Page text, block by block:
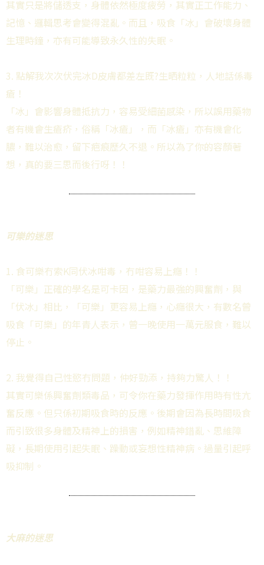
其實只是將儲透支，身體依然極度疲勞，其實正工作能力、
記憶、邏輯思考會變得混亂。而且，吸食「冰」會破壞身體
生理時鐘，亦有可能導致永久性的失眠。
3. 點解我次次伏完冰D皮膚都差左既?生晒粒粒，人地話係毒
瘡！
「冰」會影響身體抵抗力，容易受細菌感染，所以誤用藥物
者有機會生瘡疥，俗稱「冰瘡」，而「冰瘡」亦有機會化
膿，難以治愈，留下疤痕歷久不退。所以為了你的容顏著
想，真的要三思而後行呀！！
可樂的迷思
1. 食可樂冇索K同伏冰咁毒，冇咁容易上癮！！
「可樂」正確的學名是可卡因，是藥力最強的興奮劑，與
「伏冰」相比，「可樂」更容易上癮，心癮很大，有數名曾
吸食「可樂」的年青人表示，曾一晚使用一萬元服食，難以
停止。
2. 我覺得自己性慾冇問題，仲好勁添，持夠力驚人！！
其實可樂係興奮劑類毒品，可令你在藥力發揮作用時有性亢
奮反應。但只係初期吸食時的反應。後期會因為長時間吸食
而引致很多身體及精神上的損害，例如精神錯亂、思維障
礙，長期使用引起失眠、躁動或妄想性精神病。過量引起呼
吸抑制。
大麻的迷思